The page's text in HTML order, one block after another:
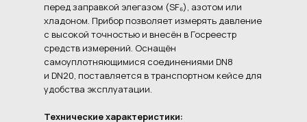
перед заправкой элегазом (SF₆), азотом или
хладоном. Прибор позволяет измерять давление
с высокой точностью и внесён в Госреестр
средств измерений. Оснащён
самоуплотняющимися соединениями DN8
и DN20, поставляется в транспортном кейсе для
удобства эксплуатации.
Технические характеристики: